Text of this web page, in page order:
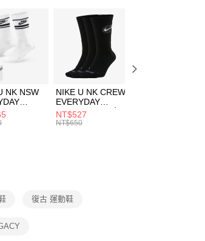
再付款。
後付」後，將跳轉至「AFTEE先享後
認金額後，即可完成結帳。
費通知簡訊。
點擊此簡訊中的連結，可透過四大超商
行付款，方視為交易完成。
立刻繳費，但若您需要取消訂單，請聯
取消之訂單仍視為有效，需透過AFTEE
提供之「AFTEE先享後付」服務完成之
供個人資料，並將交易相關給付款項請
覽以下網址：
以上)免運費
以上)免運費
以上)免運費
NK NSW
CR
襪
NIKE U NK CREW
EVERYDAY
BBALL 3PR 男女
長統襪
NT$527
NT$650
復古 運動鞋